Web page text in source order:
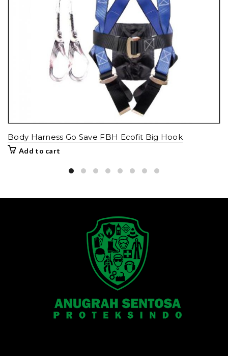
Body Harness Go Save FBH Ecofit Big Hook
Add to cart